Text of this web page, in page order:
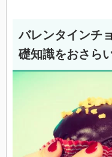
バレンタインチ
礎知識をおさら